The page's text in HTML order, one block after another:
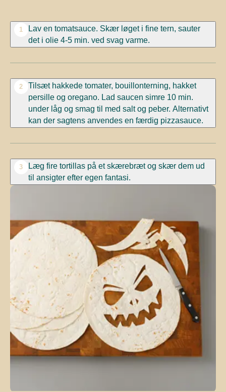
1
Lav en tomatsauce. Skær løget i fine tern, sauter
det i olie 4-5 min. ved svag varme.
2
Tilsæt hakkede tomater, bouillonterning, hakket
persille og oregano. Lad saucen simre 10 min.
under låg og smag til med salt og peber. Alternativt
kan der sagtens anvendes en færdig pizzasauce.
3
Læg fire tortillas på et skærebræt og skær dem ud
til ansigter efter egen fantasi.